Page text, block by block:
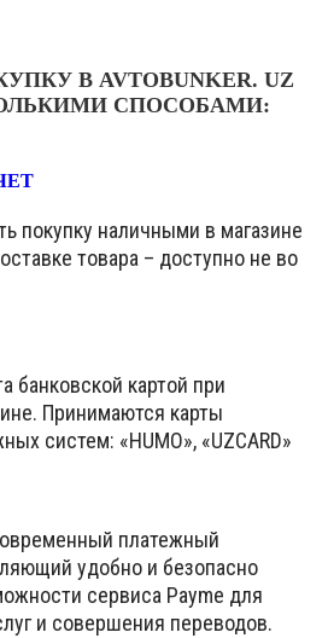
В AVTOBUNKER. UZ
СПОСОБАМИ:
покупку наличными в магазине
товара – доступно не во
банковской картой при
Принимаются карты
систем: «HUMO», «UZCARD»
платежный
удобно и безопасно
сервиса Payme для
и совершения переводов.